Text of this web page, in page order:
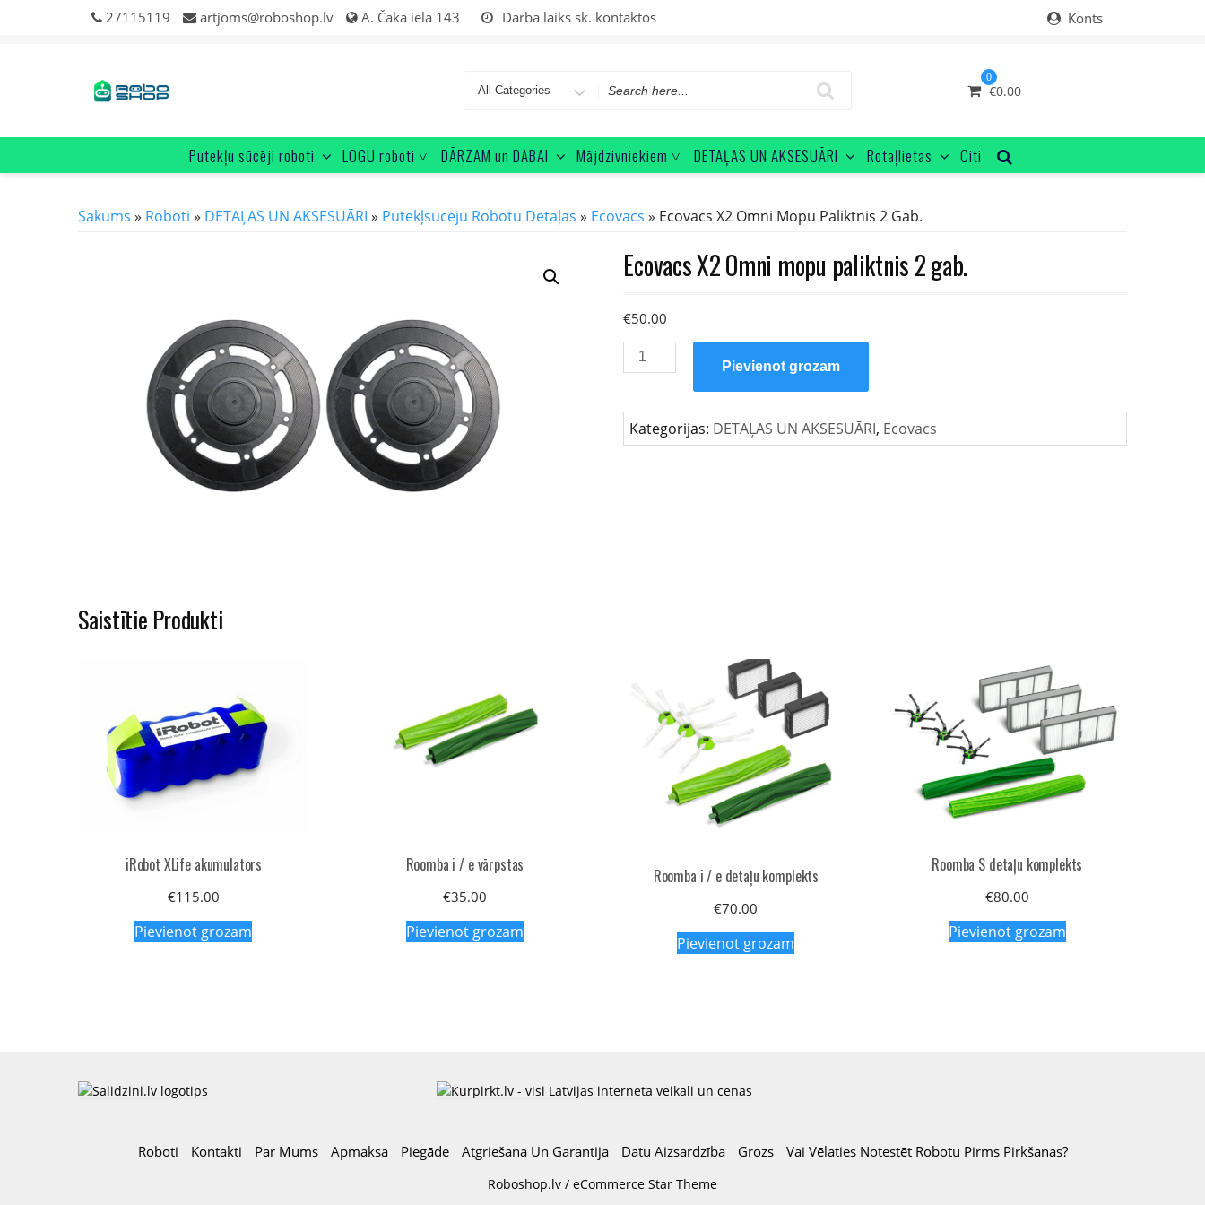
27115119 artjoms@roboshop.lv A. Čaka iela 143 Darba laiks sk. kontaktos Konts
Search
0
€0.00
Putekļu sūcēji roboti LOGU roboti ˅ DĀRZAM un DABAI Mājdzivniekiem ˅ DETAĻAS UN AKSESUĀRI Rotaļlietas Citi
Sākums » Roboti » DETAĻAS UN AKSESUĀRI » Putekļsūcēju Robotu Detaļas » Ecovacs » Ecovacs X2 Omni Mopu Paliktnis 2 Gab.
Ecovacs X2 Omni mopu paliktnis 2 gab.
€50.00
Ecovacs
X2
mopu
paliktnis
Pievienot grozam
Kategorijas: DETAĻAS UN AKSESUĀRI, Ecovacs
Saistītie Produkti
iRobot XLife akumulators
€115.00
Pievienot grozam
Roomba i / e vārpstas
€35.00
Pievienot grozam
Roomba i / e detaļu komplekts
€70.00
Pievienot grozam
Roomba S detaļu komplekts
€80.00
Pievienot grozam
Roboti Kontakti Par Mums Apmaksa Piegāde Atgriešana Un Garantija Datu Aizsardzība Grozs Vai Vēlaties Notestēt Robotu Pirms Pirkšanas?
Roboshop.lv / eCommerce Star Theme